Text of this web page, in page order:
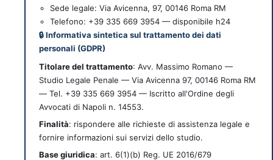
Sede legale: Via Avicenna, 97, 00146 Roma RM
Telefono: +39 335 669 3954 — disponibile h24
🔒 Informativa sintetica sul trattamento dei dati
personali (GDPR)
Titolare del trattamento: Avv. Massimo Romano —
Studio Legale Penale — Via Avicenna 97, 00146 Roma RM
— Tel. +39 335 669 3954 — Iscritto all'Ordine degli
Avvocati di Napoli n. 14553.
Finalità: rispondere alle richieste di assistenza legale e
fornire informazioni sui servizi dello studio.
Base giuridica: art. 6(1)(b) Reg. UE 2016/679